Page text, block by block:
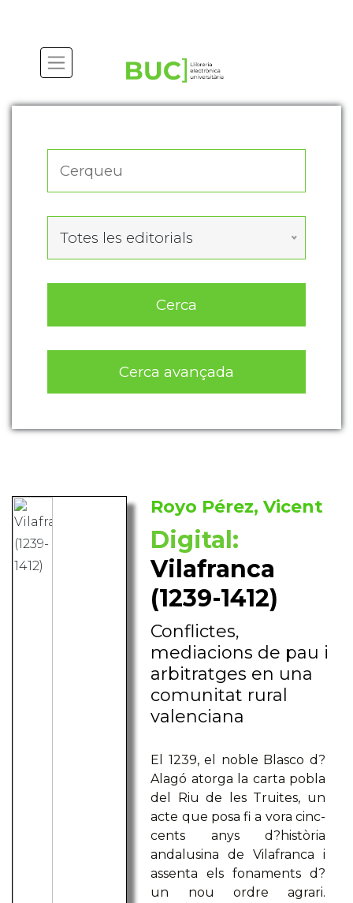
Totes les editorials
Cerca
Cerca avançada
Royo Pérez, Vicent
Digital:
Vilafranca
(1239-1412)
Conflictes,
mediacions de pau i
arbitratges en una
comunitat rural
valenciana
El 1239, el noble Blasco d?
Alagó atorga la carta pobla
del Riu de les Truites, un
acte que posa fi a vora cinc-
cents anys d?història
andalusina de Vilafranca i
assenta els fonaments d?
un nou ordre agrari.